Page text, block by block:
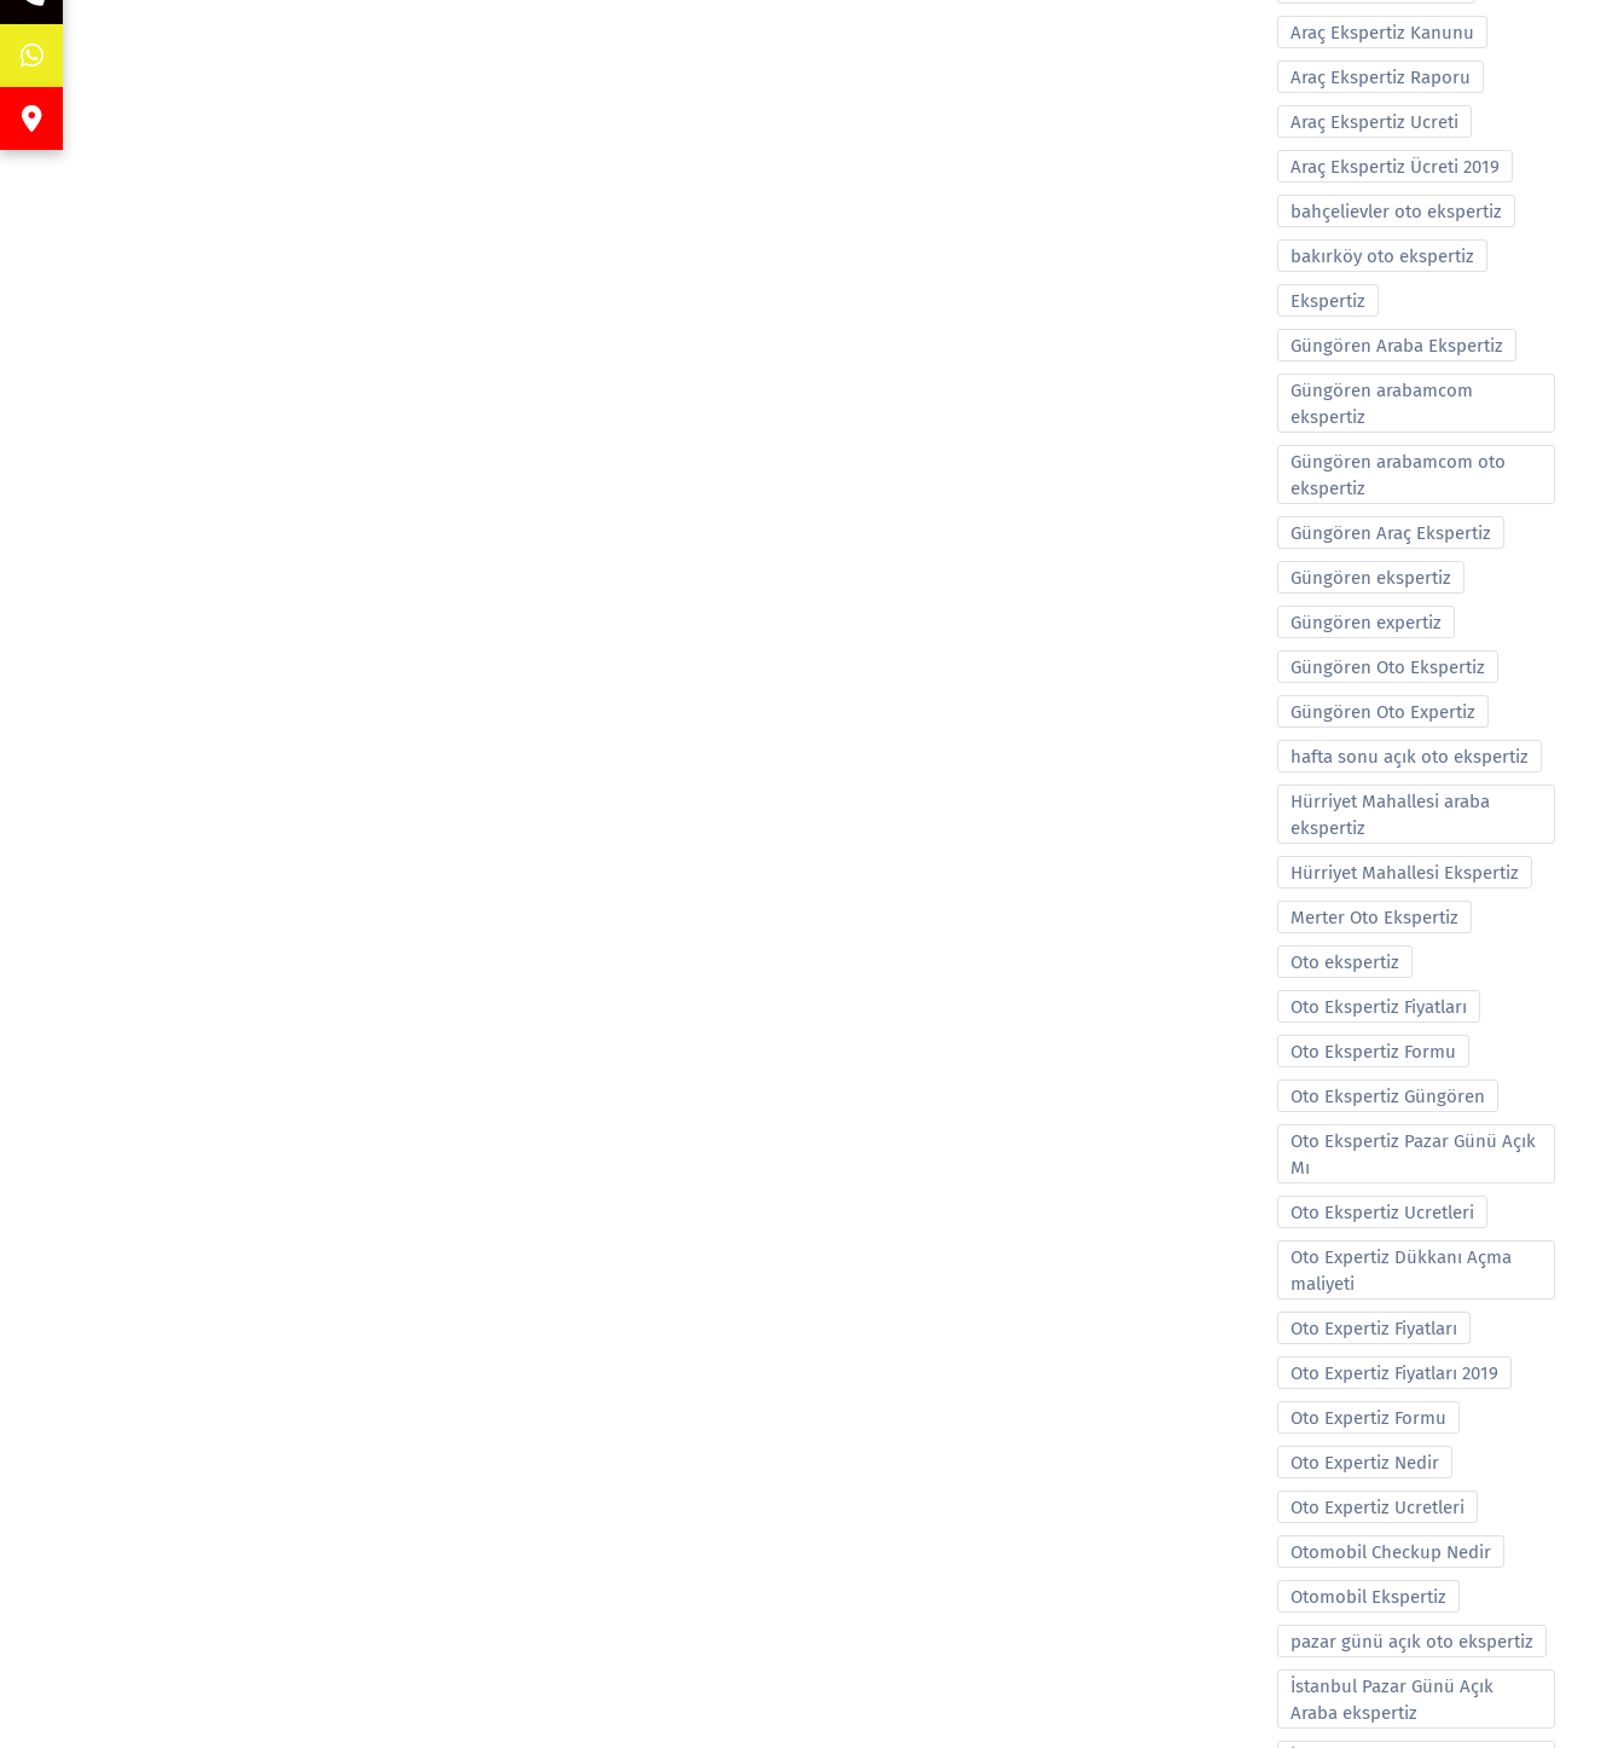
Araç Ekspertiz Kanunu
Araç Ekspertiz Raporu
Araç Ekspertiz Ucreti
Araç Ekspertiz Ücreti 2019
bahçelievler oto ekspertiz
bakırköy oto ekspertiz
Ekspertiz
Güngören Araba Ekspertiz
Güngören arabamcom
ekspertiz
Güngören arabamcom oto
ekspertiz
Güngören Araç Ekspertiz
Güngören ekspertiz
Güngören expertiz
Güngören Oto Ekspertiz
Güngören Oto Expertiz
hafta sonu açık oto ekspertiz
Hürriyet Mahallesi araba
ekspertiz
Hürriyet Mahallesi Ekspertiz
Merter Oto Ekspertiz
Oto ekspertiz
Oto Ekspertiz Fiyatları
Oto Ekspertiz Formu
Oto Ekspertiz Güngören
Oto Ekspertiz Pazar Günü Açık
Mı
Oto Ekspertiz Ucretleri
Oto Expertiz Dükkanı Açma
maliyeti
Oto Expertiz Fiyatları
Oto Expertiz Fiyatları 2019
Oto Expertiz Formu
Oto Expertiz Nedir
Oto Expertiz Ucretleri
Otomobil Checkup Nedir
Otomobil Ekspertiz
pazar günü açık oto ekspertiz
İstanbul Pazar Günü Açık
Araba ekspertiz